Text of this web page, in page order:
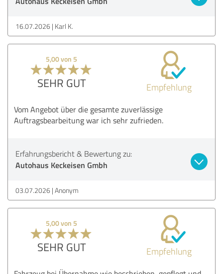
16.07.2026 Karl K.
5,00 von 5
SEHR GUT Empfehlung
Vom Angebot über die gesamte zuverlässige
Auftragsbearbeitung war ich sehr zufrieden.
Erfahrungsbericht & Bewertung zu:
Autohaus Keckeisen Gmbh
03.07.2026 Anonym
5,00 von 5
SEHR GUT Empfehlung